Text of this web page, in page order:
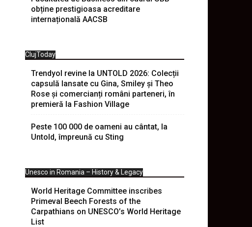
obține prestigioasa acreditare
internațională AACSB
ClujToday
Trendyol revine la UNTOLD 2026: Colecții
capsulă lansate cu Gina, Smiley și Theo
Rose și comercianți români parteneri, în
premieră la Fashion Village
Peste 100 000 de oameni au cântat, la
Untold, împreună cu Sting
Unesco in Romania – History & Legacy
World Heritage Committee inscribes
Primeval Beech Forests of the
Carpathians on UNESCO’s World Heritage
List